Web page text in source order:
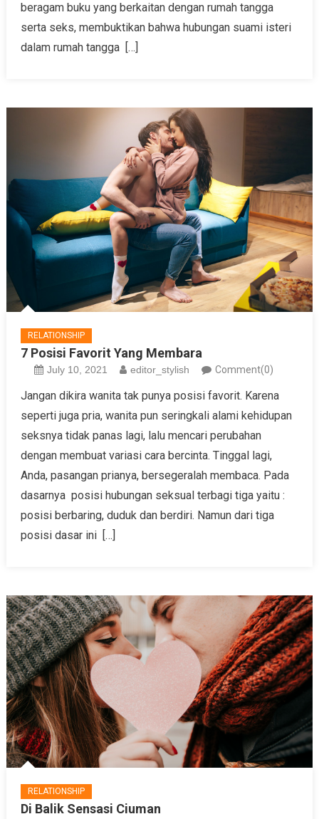
beragam buku yang berkaitan dengan rumah tangga
serta seks, membuktikan bahwa hubungan suami isteri
dalam rumah tangga […]
RELATIONSHIP
7 Posisi Favorit Yang Membara
July 10, 2021 editor_stylish Comment(0)
Jangan dikira wanita tak punya posisi favorit. Karena
seperti juga pria, wanita pun seringkali alami kehidupan
seksnya tidak panas lagi, lalu mencari perubahan
dengan membuat variasi cara bercinta. Tinggal lagi,
Anda, pasangan prianya, bersegeralah membaca. Pada
dasarnya posisi hubungan seksual terbagi tiga yaitu :
posisi berbaring, duduk dan berdiri. Namun dari tiga
posisi dasar ini […]
RELATIONSHIP
Di Balik Sensasi Ciuman